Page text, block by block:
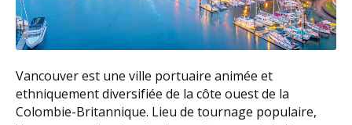
Vancouver est une ville portuaire animée et
ethniquement diversifiée de la côte ouest de la
Colombie-Britannique. Lieu de tournage populaire,